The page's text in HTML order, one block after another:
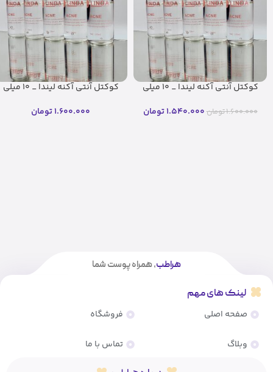
کوکتل آنتی آکنه لیندا _ 10 میلی
1.600.000تومان1.540.000 تومان
کوکتل آنتی آکنه لیندا _ 10 میلی
1.600.000تومان
هراطب، همراه پوست شما
لینک های مهم
صفحه اصلی
وبلاگ
فروشگاه
تماس با ما